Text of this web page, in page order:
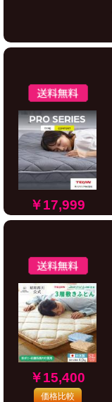
￥17,999
￥15,400
価格比較